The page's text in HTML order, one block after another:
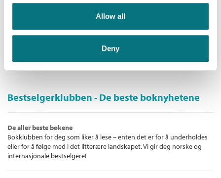
Allow all
Deny
Babblarna /
Ikke medlem
Kjøp
Bestselgerklubben - De beste boknyhetene
De aller beste bøkene
Bokklubben for deg som liker å lese – enten det er for å underholdes
eller for å følge med i det litterære landskapet. Vi gir deg norske og
internasjonale bestselgere!